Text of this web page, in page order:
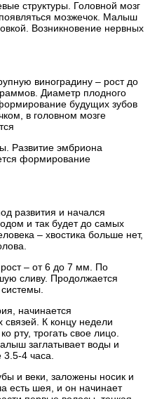
структуры. Головной мозг
мозжечок. Малыш
Возникновение нервных
виноградину – рост до
Диаметр плодного
будущих зубов
в головном мозге
Развитие эмбриона
формирование
развития и начался
и так будет до самых
– хвостика больше нет,
– от 6 до 7 мм. По
сливу. Продолжается
системы.
начинается
К концу недели
рту, трогать свое лицо.
заглатывает воды и
3.5-4 часа.
и веки, заложены носик и
есть шея, и он начинает